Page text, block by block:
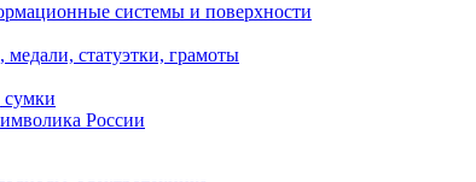
системы и поверхности
статуэтки, грамоты
сумки
России